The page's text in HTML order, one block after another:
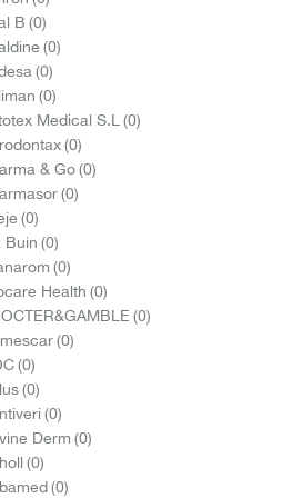
B(0)
(0)
(0)
(0)
Medical S.L(0)
(0)
& Go(0)
(0)
(0)
Buin(0)
(0)
Health(0)
(0)
(0)
(0)
(0)
(0)
Derm(0)
(0)
(0)